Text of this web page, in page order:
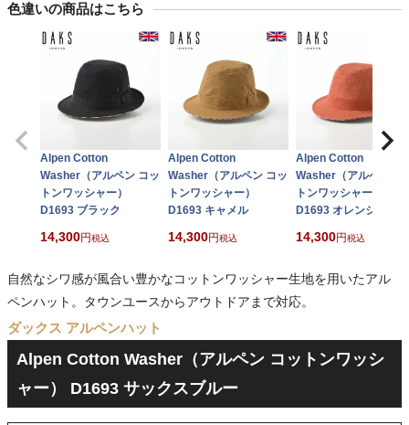
色違いの商品はこちら
Alpen Cotton
Washer（アルペン コッ
トンワッシャー）
D1693 ブラック
14,300 税込
Alpen Cotton
Washer（アルペン コッ
トンワッシャー）
D1693 キャメル
14,300 税込
Alpen Cotton
Washer（アルペン コ
トンワッシャー）
D1693 オレンジ
14,300 税込
自然なシワ感が風合い豊かなコットンワッシャー生地を用いたアル
ペンハット。タウンユースからアウトドアまで対応。
ダックス アルペンハット
Alpen Cotton Washer（アルペン コットンワッシ
ャー） D1693 サックスブルー